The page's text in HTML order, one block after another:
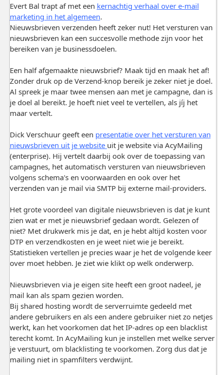
Evert Bal trapt af met een kernachtig verhaal over e-mail
marketing in het algemeen.
Nieuwsbrieven verzenden heeft zeker nut! Het versturen van
nieuwsbrieven kan een succesvolle methode zijn voor het
bereiken van je businessdoelen.
Een half afgemaakte nieuwsbrief? Maak tijd en maak het af!
Zonder druk op de Verzend-knop bereik je zeker niet je doel.
Al spreek je maar twee mensen aan met je campagne, dan is
je doel al bereikt. Je hoeft niet veel te vertellen, als jíj het
maar vertelt.
Dick Verschuur geeft een presentatie over het versturen van
nieuwsbrieven uit je website uit je website via AcyMailing
(enterprise). Hij vertelt daarbij ook over de toepassing van
campagnes, het automatisch versturen van nieuwsbrieven
volgens schema's en voorwaarden en ook over het
verzenden van je mail via SMTP bij externe mail-providers.
Het grote voordeel van digitale nieuwsbrieven is dat je kunt
zien wat er met je nieuwsbrief gedaan wordt. Gelezen of
niet? Met drukwerk mis je dat, en je hebt altijd kosten voor
DTP en verzendkosten en je weet niet wie je bereikt.
Statistieken vertellen je precies waar je het de volgende keer
over moet hebben. Je ziet wie klikt op welk onderwerp.
Nieuwsbrieven via je eigen site heeft een groot nadeel, je
mail kan als spam gezien worden.
Bij shared hosting wordt de serverruimte gedeeld met
andere gebruikers en als een andere gebruiker niet zo netjes
werkt, kan het voorkomen dat het IP-adres op een blacklist
terecht komt. In AcyMailing kun je instellen met welke server
je verstuurt, om blacklisting te voorkomen. Zorg dus dat je
mailing niet in spamfilters verdwijnt.